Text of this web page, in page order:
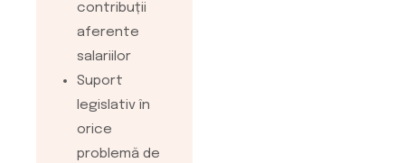
contribuții
aferente
salariilor
Suport
legislativ în
orice
problemă de